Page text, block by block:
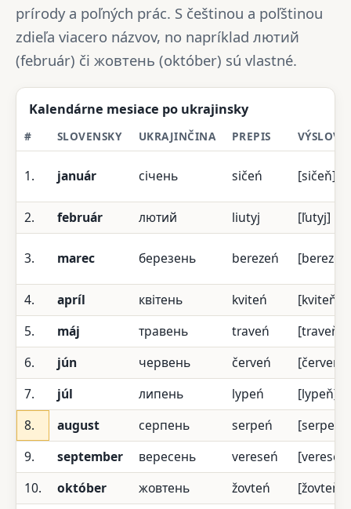
prírody a poľných prác. S češtinou a poľštinou
zdieľa viacero názvov, no napríklad лютий
(február) či жовтень (október) sú vlastné.
Kalendárne mesiace po ukrajinsky
# SLOVENSKY UKRAJINČINA PREPIS
1. január січень sičeń [sičeň]
2. február лютий liutyj [ľutyj]
3. marec березень berezeń
4. apríl квітень kviteń
[kviteň]
5.
máj травень traveń
[traveň]
6.
jún червень červeń
[červeň]
7.
júl липень lypeń
[lypeň]
8.
august серпень serpeń
[serpeň]
9.
september вересень vereseń
[vereseň]
10.
október жовтень žovteń
[žovteň]